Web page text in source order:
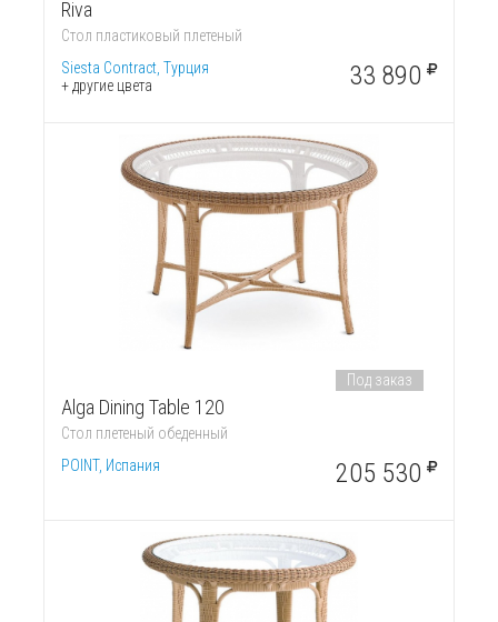
Riva
Стол пластиковый плетеный
Siesta Contract, Турция
+ другие цвета
33 890
Alga Dining Table 120
Стол плетеный обеденный
POINT, Испания
Под заказ
205 530